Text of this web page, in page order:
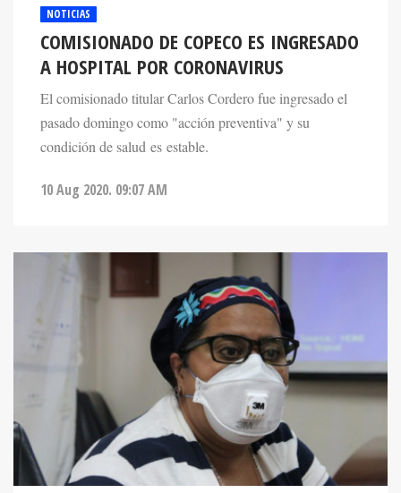
COMISIONADO DE COPECO ES INGRESADO
A HOSPITAL POR CORONAVIRUS
El comisionado titular Carlos Cordero fue ingresado el
pasado domingo como "acción preventiva" y su
condición de salud es estable.
NOTICIAS